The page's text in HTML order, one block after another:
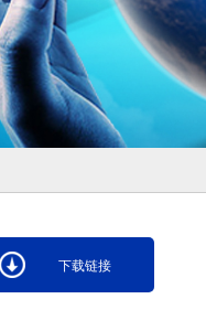
下载链接